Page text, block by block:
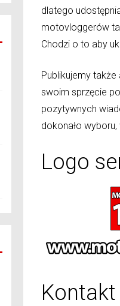
dlatego
motovloggerów
Chodzi o to aby
Publikujemy
swoim sprzęcie
pozytywnych
dokonało
Logo
Kontakt